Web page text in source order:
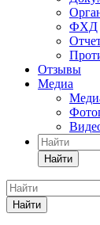
ФХД
Отзывы
Медиа
Найти
Найти